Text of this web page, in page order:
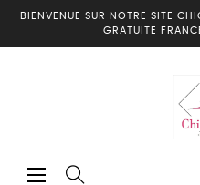
BIENVENUE SUR NOTRE SITE
GRATUITE
Basculer
☰